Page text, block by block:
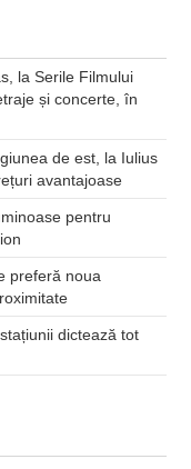
la Serile Filmului
și concerte, în
de est, la Iulius
avantajoase
pentru
preferă noua
dictează tot